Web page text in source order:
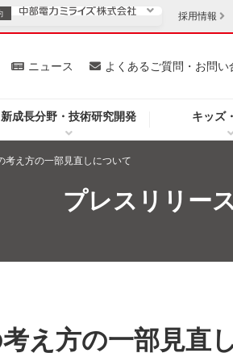
新成長分野・技術研究開発 キッズ
ニュース よくあるご質問・お問い
安定供給
企業情報
法人のお客
採用情報
考え方の一部見直しについて
プレスリリー
え方の一部見直